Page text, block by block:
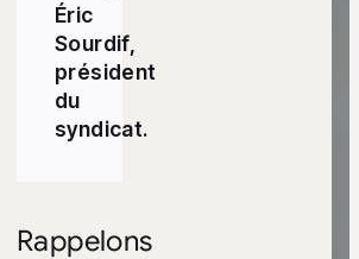
Éric
Sourdif,
président
du
syndicat.
Rappelons